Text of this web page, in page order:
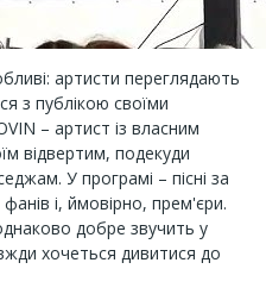
артисти переглядають
з публікою своїми
– артист із власним
відвертим, подекуди
У програмі – пісні за
і, ймовірно, прем'єри.
добре звучить у
хочеться дивитися до